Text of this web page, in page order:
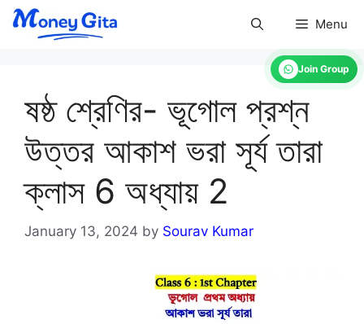
Join Group
Skip
Menu
ষষ্ঠ শ্রেণির- ভূগোল প্রশ্ন
উত্তর আকাশ ভরা সূর্য তারা
ক্লাস 6 অধ্যায় 2
January 13, 2024 by Sourav Kumar